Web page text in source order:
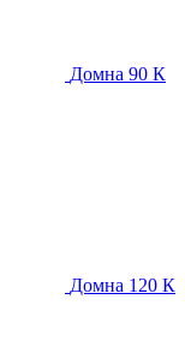
Домна 90 К
Домна 120 К